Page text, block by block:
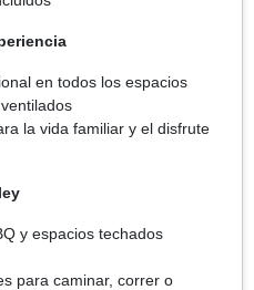
en todos los espacios
la vida familiar y el disfrute
y espacios techados
para caminar, correr o